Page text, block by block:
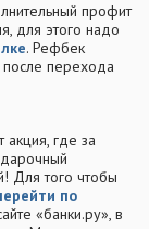
профит
для этого надо
. Рефбек
перехода
где за
Для того чтобы
по
«банки.ру», в